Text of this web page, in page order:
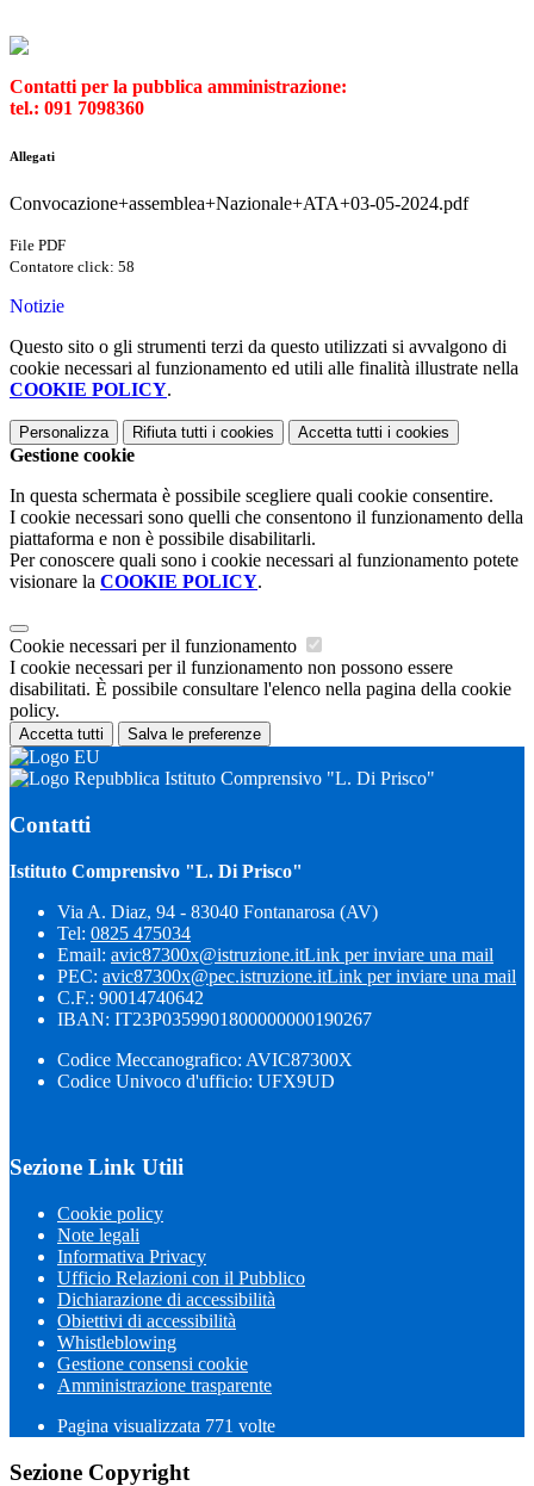
Contatti per la pubblica amministrazione:
tel.: 091 7098360
Allegati
Convocazione+assemblea+Nazionale+ATA+03-05-2024.pdf
File PDF
Contatore click: 58
Notizie
Questo sito o gli strumenti terzi da questo utilizzati si avvalgono di
cookie necessari al funzionamento ed utili alle finalità illustrate nella
COOKIE POLICY.
Personalizza Rifiuta tutti i cookies Accetta tutti i cookies
Gestione cookie
In questa schermata è possibile scegliere quali cookie consentire.
I cookie necessari sono quelli che consentono il funzionamento della
piattaforma e non è possibile disabilitarli.
Per conoscere quali sono i cookie necessari al funzionamento potete
visionare la COOKIE POLICY.
Cookie necessari per il funzionamento
I cookie necessari per il funzionamento non possono essere
disabilitati. È possibile consultare l'elenco nella pagina della cookie
policy.
Accetta tutti Salva le preferenze
Istituto Comprensivo "L. Di Prisco"
Contatti
Istituto Comprensivo "L. Di Prisco"
Via A. Diaz, 94 - 83040 Fontanarosa (AV)
Tel: 0825 475034
Email: avic87300x@istruzione.itLink per inviare una mail
PEC: avic87300x@pec.istruzione.itLink per inviare una mail
C.F.: 90014740642
IBAN: IT23P0359901800000000190267
Codice Meccanografico: AVIC87300X
Codice Univoco d'ufficio: UFX9UD
Sezione Link Utili
Cookie policy
Note legali
Informativa Privacy
Ufficio Relazioni con il Pubblico
Dichiarazione di accessibilità
Obiettivi di accessibilità
Whistleblowing
Gestione consensi cookie
Amministrazione trasparente
Pagina visualizzata 771 volte
Sezione Copyright